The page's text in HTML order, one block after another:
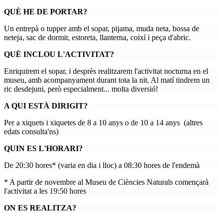
QUÈ HE DE PORTAR?
Un entrepà o tupper amb el sopar, pijama, muda neta, bossa de
neteja, sac de dormir, estoreta, llanterna, coixí i peça d'abric.
QUÈ INCLOU L'ACTIVITAT?
Enriquirem el sopar, i desprès realitzarem l'activitat nocturna en el
museu, amb acompanyament durant tota la nit. Al matí tindrem un
ric desdejuni, però especialment... molta diversió!
A QUI ESTÀ DIRIGIT?
Per a xiquets i xiquetes de 8 a 10 anys o de 10 a 14 anys (altres
edats consulta'ns)
QUIN ES L'HORARI?
De 20:30 hores* (varia en dia i lloc) a 08:30 hores de l'endemà
* A partir de novembre al Museu de Ciències Naturals començarà
l'activitat a les 19:50 hores
ON ES REALITZA?